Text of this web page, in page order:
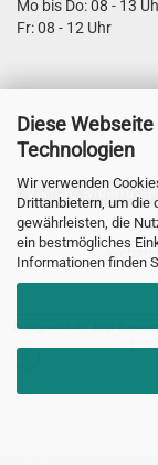
Diese
Technologien
Wir verwenden
Drittanbietern, um die
gewährleisten, die
ein bestmögliches
Informationen finden
Mo bis Do: 08 - 13
Fr: 08 - 12 Uhr
Vertrag widerrufen
Ausgewählte Top-